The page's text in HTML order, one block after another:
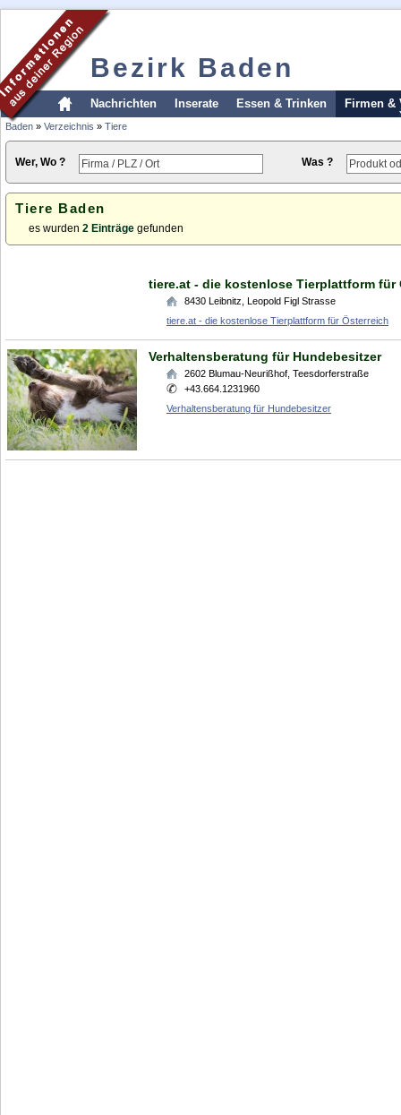
Bezirk Baden
Nachrichten Inserate Essen & Trinken Firmen &
Baden » Verzeichnis » Tiere
Wer, Wo ? Was ?
Tiere Baden
es wurden 2 Einträge gefunden
tiere.at - die kostenlose Tierplattform für
8430 Leibnitz Leopold Figl Strasse
tiere.at - die kostenlose Tierplattform für Österreich
Verhaltensberatung für Hundebesitzer
2602 Blumau-Neurißhof Teesdorferstraße
+43.664.1231960
Verhaltensberatung für Hundebesitzer